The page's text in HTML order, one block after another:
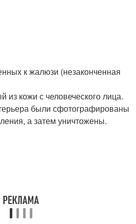
к жалюзи (незаконченная
из кожи с человеческого лица.
были сфотографированы
а затем уничтожены.